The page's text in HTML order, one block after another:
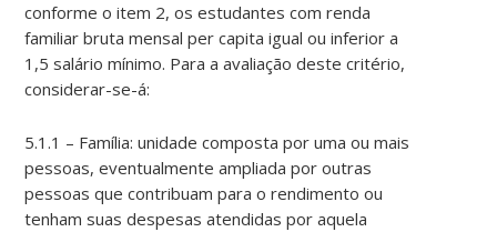
conforme o item 2, os estudantes com renda
familiar bruta mensal per capita igual ou inferior a
1,5 salário mínimo. Para a avaliação deste critério,
considerar-se-á:
5.1.1 – Família: unidade composta por uma ou mais
pessoas, eventualmente ampliada por outras
pessoas que contribuam para o rendimento ou
tenham suas despesas atendidas por aquela